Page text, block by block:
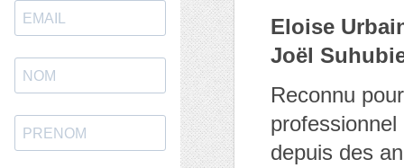
Eloise
Joël
Reconnu
professionnel
depuis des